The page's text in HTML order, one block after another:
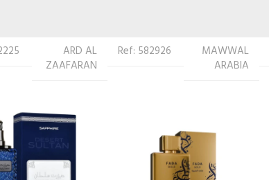
MAWWAL
ARABIA
Ref: 567817
MAWWAL
ARABIA